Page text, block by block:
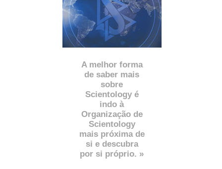
A melhor forma
de saber mais
sobre
Scientology é
indo à
Organização de
Scientology
mais próxima de
si e descubra
por si próprio. »